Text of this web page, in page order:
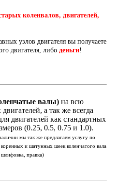
коленвалов, двигателей,
узлов двигателя вы получаете
двигателя, либо деньги!
валы) на всю
а так же всегда
двигателей как стандартных
(0.25, 0.5, 0.75 и 1.0).
мы так же предлагаем услугу по
и шатунных шеек коленчатого вала
шлифовка, правка)